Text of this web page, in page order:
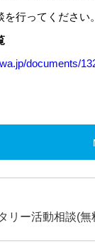
行ってください。
documents/
リー活動相談(